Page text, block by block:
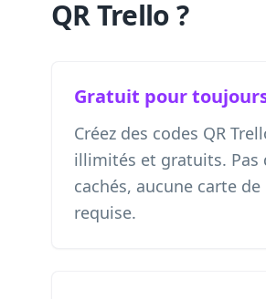
QR Trello ?
Gratuit pour
Créez des codes QR
illimités et gratuits. Pas
cachés, aucune carte
requise.